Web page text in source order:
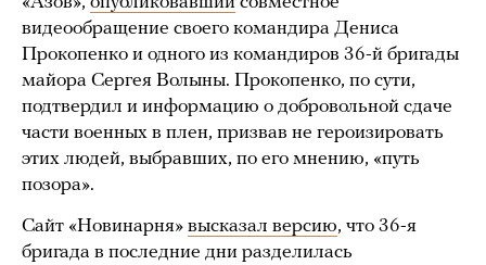
видеообращение своего командира Дениса
Прокопенко и одного из командиров 36-й бригады
майора Сергея Волыны. Прокопенко, по сути,
подтвердил и информацию о добровольной сдаче
части военных в плен, призвав не героизировать
этих людей, выбравших, по его мнению, «путь
позора».
Сайт «Новинарня» высказал версию, что 36-я
бригада в последние дни разделилась